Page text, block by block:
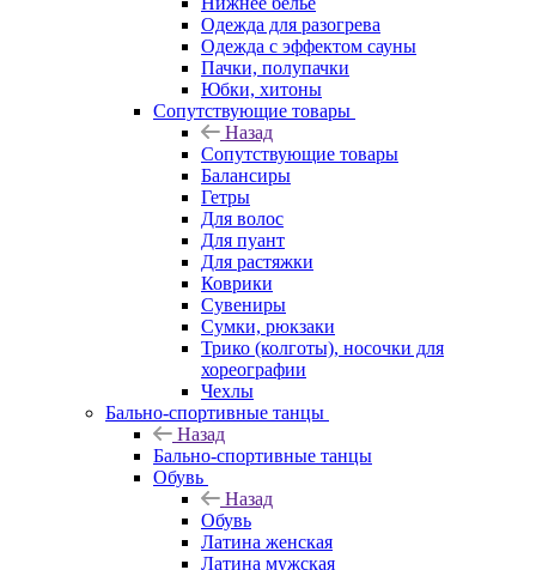
Одежда для разогрева
Одежда с эффектом сауны
Пачки, полупачки
Юбки, хитоны
Сопутствующие товары
Назад
Сопутствующие товары
Балансиры
Гетры
Для волос
Для пуант
Для растяжки
Коврики
Сувениры
Сумки, рюкзаки
Трико (колготы), носочки для
хореографии
Чехлы
Бально-спортивные танцы
Назад
Бально-спортивные танцы
Обувь
Назад
Обувь
Латина женская
Латина мужская